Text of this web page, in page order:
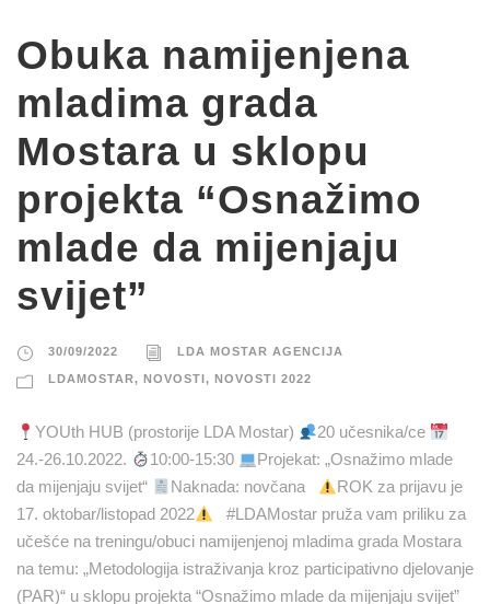
Obuka namijenjena
mladima grada
Mostara u sklopu
projekta “Osnažimo
mlade da mijenjaju
svijet”
30/09/2022 LDA MOSTAR AGENCIJA
LDAMOSTAR, NOVOSTI , NOVOSTI 2022
YOUth HUB (prostorije LDA Mostar)
20 učesnika/ce
24.-26.10.2022.
10:00-15:30
Projekat: „Osnažimo mlade
da mijenjaju svijet“
Naknada: novčana
ROK za prijavu je
17. oktobar/listopad 2022
#LDAMostar pruža vam priliku za
učešće na treningu/obuci namijenjenoj mladima grada Mostara
na temu: „Metodologija istraživanja kroz participativno djelovanje
(PAR)“ u sklopu projekta “Osnažimo mlade da mijenjaju svijet”